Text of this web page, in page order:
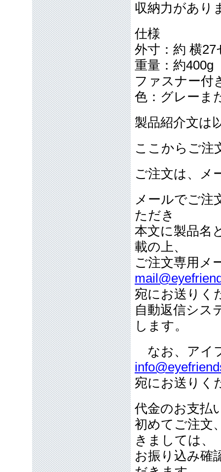
収納力があり
仕様
外寸：約 横
重量：約400g
ファスナー付
色：グレーま
製品紹介文は
ここからご注
ご注文は、メ
メールでご注
ただき
本文に製品名
載の上、
ご注文専用
宛にお送りく
自動返信シス
します。
なお、アイ
宛にお送りく
代金のお支払
初めてご注文
きましては、
お振り込み確